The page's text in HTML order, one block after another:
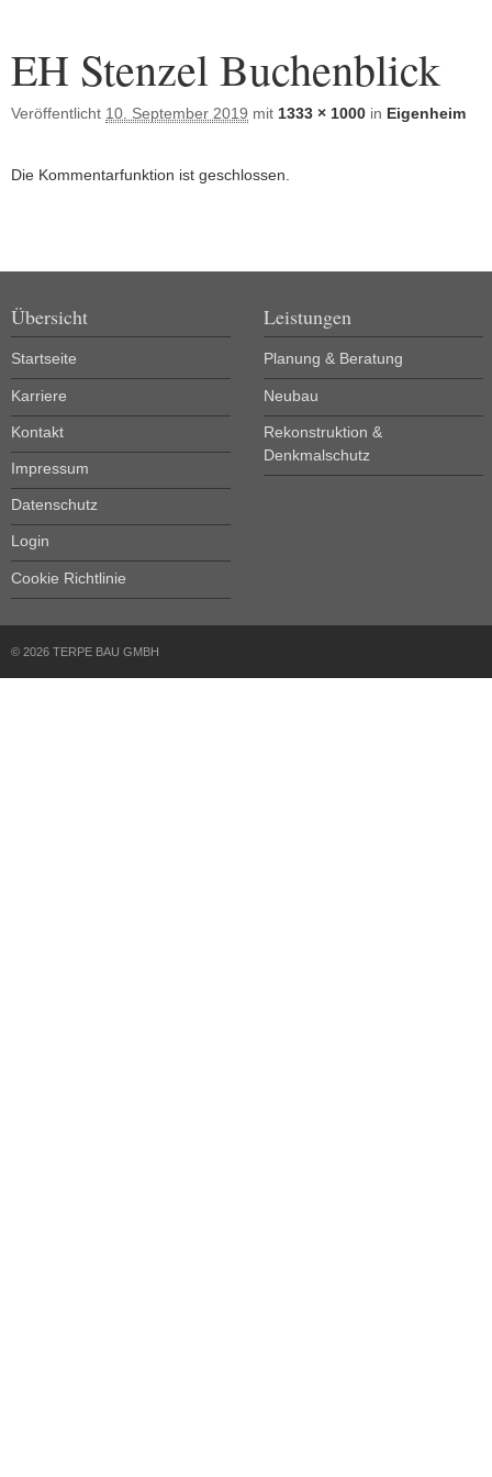
EH Stenzel Buchenblick
Veröffentlicht 10. September 2019 mit 1333 × 1000 in Eigenheim
Die Kommentarfunktion ist geschlossen.
Übersicht
Startseite
Karriere
Kontakt
Impressum
Datenschutz
Login
Cookie Richtlinie
Leistungen
Planung & Beratung
Neubau
Rekonstruktion &
Denkmalschutz
© 2026 TERPE BAU GMBH